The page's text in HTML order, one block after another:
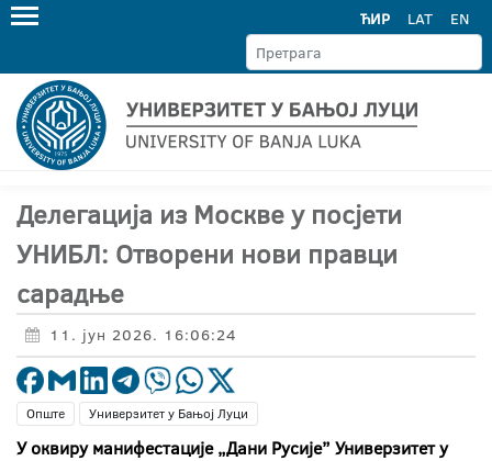
ЋИР LAT EN
Делегација из Москве у посјети
УНИБЛ: Отворени нови правци
сарадње
11. јун 2026. 16:06:24
Опште Универзитет у Бањој Луци
У оквиру манифестације „Дани Русије” Универзитет у